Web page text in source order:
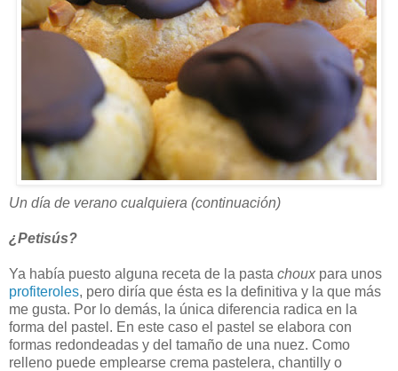
Un día de verano cualquiera (continuación)
¿Petisús?
Ya había puesto alguna receta de la pasta choux para unos
profiteroles, pero diría que ésta es la definitiva y la que más
me gusta. Por lo demás, la única diferencia radica en la
forma del pastel. En este caso el pastel se elabora con
formas redondeadas y del tamaño de una nuez. Como
relleno puede emplearse crema pastelera, chantilly o